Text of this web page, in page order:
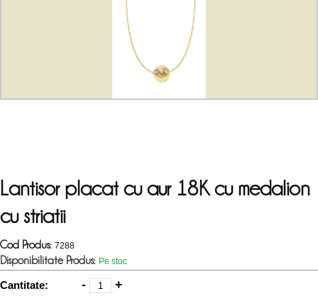
Lantisor placat cu aur 18K cu medalion
cu striatii
Cod Produs: 7288
Disponibilitate Produs: Pe stoc
Cantitate: - +